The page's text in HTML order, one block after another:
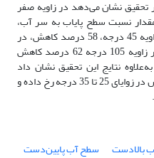
نشان می‌دهد در زاویه صفر
نسبت سطح پایاب به سر آب،
مقادیر سرعت 33 درصد کاهش، در زاویه 45 درجه، 58 درصد کاهش، در
زاویه 90 درجه، 57 درصد کاهش و در زاویه 105 درجه 62 درصد کاهش
نتایج این تحقیق نشان داد
حداکثر ارتفاع سیلاب در مسیر یک قوس در زوایای 25 تا 35 درجه رخ‌ داده و
بالادست سطح آب پایین‌دست